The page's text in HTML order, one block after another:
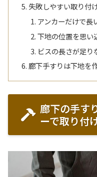
失敗しやすい取り付
アンカーだけで長
下地の位置を思い
ビスの長さが足り
廊下手すりは下地を
廊下の手す
ーで取り付